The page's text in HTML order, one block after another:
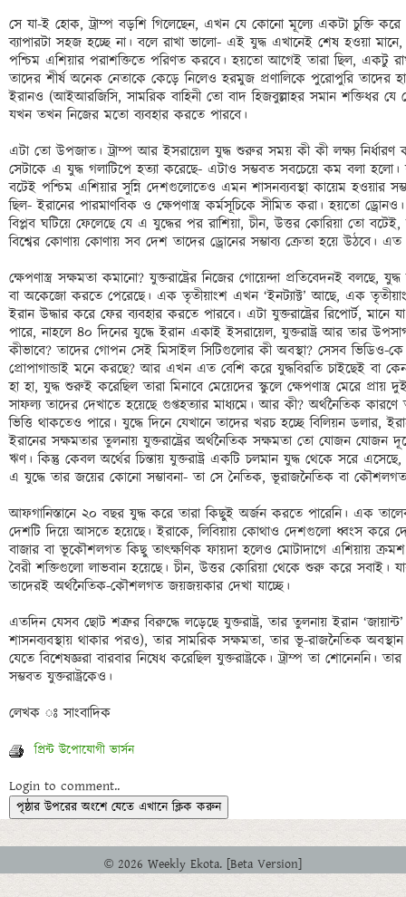
সে যা-ই হোক, ট্রাম্প বড়শি গিলেছেন, এখন যে কোনো মূল্যে একটা চুক্তি
ব্যাপারটা সহজ হচ্ছে না। বলে রাখা ভালো- এই যুদ্ধ এখানেই শেষ হওয়া
পশ্চিম এশিয়ার পরাশক্তিতে পরিণত করবে। হয়তো আগেই তারা ছিল, একটু
তাদের শীর্ষ অনেক নেতাকে কেড়ে নিলেও হরমুজ প্রণালিকে পুরোপুরি তাদের
ইরানও (আইআরজিসি, সামরিক বাহিনী তো বাদ হিজবুল্লাহর সমান শক্তিধর
যখন তখন নিজের মতো ব্যবহার করতে পারবে।
এটা তো উপজাত। ট্রাম্প আর ইসরায়েল যুদ্ধ শুরুর সময় কী কী লক্ষ্য নির্ধারণ
সেটাকে এ যুদ্ধ গলাটিপে হত্যা করেছে- এটাও সম্ভবত সবচেয়ে কম বলা হলো।
বটেই পশ্চিম এশিয়ার সুন্নি দেশগুলোতেও এমন শাসনব্যবস্থা কায়েম হওয়ার
ছিল- ইরানের পারমাণবিক ও ক্ষেপণাস্ত্র কর্মসূচিকে সীমিত করা। হয়তো
বিপ্লব ঘটিয়ে ফেলেছে যে এ যুদ্ধের পর রাশিয়া, চীন, উত্তর কোরিয়া তো বটেই,
বিশ্বের কোণায় কোণায় সব দেশ তাদের ড্রোনের সম্ভাব্য ক্রেতা হয়ে উঠবে।
ক্ষেপণাস্ত্র সক্ষমতা কমানো? যুক্তরাষ্ট্রের নিজের গোয়েন্দা প্রতিবেদনই বলছে,
বা অকেজো করতে পেরেছে। এক তৃতীয়াংশ এখন ‘ইনট্যাক্ট’ আছে, এক
ইরান উদ্ধার করে ফের ব্যবহার করতে পারবে। এটা যুক্তরাষ্ট্রের রিপোর্ট,
পারে, নাহলে ৪০ দিনের যুদ্ধে ইরান একাই ইসরায়েল, যুক্তরাষ্ট্র আর তার
কীভাবে? তাদের গোপন সেই মিসাইল সিটিগুলোর কী অবস্থা? সেসব ভিডিও-কে
প্রোপাগান্ডাই মনে করছে? আর এখন এত বেশি করে যুদ্ধবিরতি চাইছেই বা
হা হা, যুদ্ধ শুরুই করেছিল তারা মিনাবে মেয়েদের স্কুলে ক্ষেপণাস্ত্র মেরে প্রায়
সাফল্য তাদের দেখাতে হয়েছে গুপ্তহত্যার মাধ্যমে। আর কী? অর্থনৈতিক
ভিত্তি থাকতেও পারে। যুদ্ধে দিনে যেখানে তাদের খরচ হচ্ছে বিলিয়ন ডলার,
ইরানের সক্ষমতার তুলনায় যুক্তরাষ্ট্রের অর্থনৈতিক সক্ষমতা তো যোজন যোজন
ঋণ। কিন্তু কেবল অর্থের চিন্তায় যুক্তরাষ্ট্র একটি চলমান যুদ্ধ থেকে সরে
এ যুদ্ধে তার জয়ের কোনো সম্ভাবনা- তা সে নৈতিক, ভূরাজনৈতিক বা
আফগানিস্তানে ২০ বছর যুদ্ধ করে তারা কিছুই অর্জন করতে পারেনি। এক
দেশটি দিয়ে আসতে হয়েছে। ইরাকে, লিবিয়ায় কোথাও দেশগুলো ধ্বংস করে
বাজার বা ভূকৌশলগত কিছু তাৎক্ষণিক ফায়দা হলেও মোটাদাগে এশিয়ায়
বৈরী শক্তিগুলো লাভবান হয়েছে। চীন, উত্তর কোরিয়া থেকে শুরু করে সবাই।
তাদেরই অর্থনৈতিক-কৌশলগত জয়জয়কার দেখা যাচ্ছে।
এতদিন যেসব ছোট শত্রুর বিরুদ্ধে লড়েছে যুক্তরাষ্ট্র, তার তুলনায় ইরান
শাসনব্যবস্থায় থাকার পরও), তার সামরিক সক্ষমতা, তার ভূ-রাজনৈতিক
যেতে বিশেষজ্ঞরা বারবার নিষেধ করেছিল যুক্তরাষ্ট্রকে। ট্রাম্প তা শোনেননি।
সম্ভবত যুক্তরাষ্ট্রকেও।
লেখক ঃ সাংবাদিক
প্রিন্ট উপোযোগী ভার্সন
Login to comment..
পৃষ্ঠার উপরের অংশে যেতে এখানে ক্লিক করুন
© 2026 Weekly Ekota. [Beta Version]